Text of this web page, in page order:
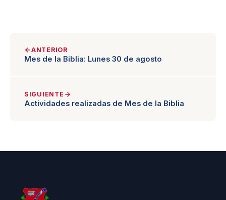
ANTERIOR
Mes de la Biblia: Lunes 30 de agosto
SIGUIENTE
Actividades realizadas de Mes de la Biblia